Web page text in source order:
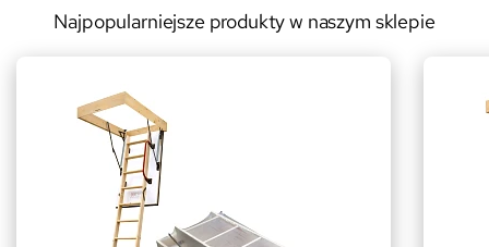
Najpopularniejsze produkty w naszym sklepie